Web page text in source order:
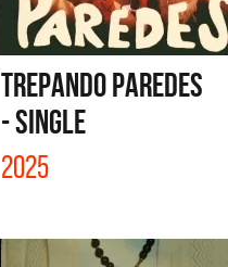
TREPANDO PAREDES
- SINGLE
2025